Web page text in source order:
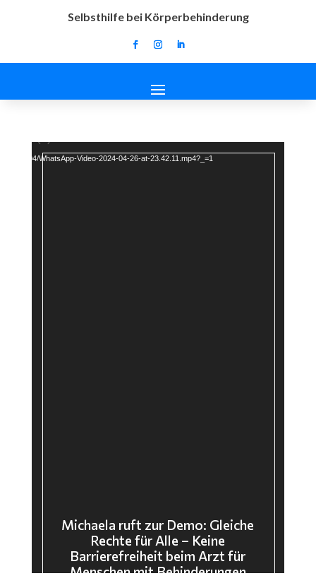
Selbsthilfe bei Körperbehinderung
Player
2024/04/WhatsApp-Video-2024-04-26-at-23.42.11.mp4?_=1
Michaela ruft zur Demo: Gleiche
Rechte für Alle – Keine
Barrierefreiheit beim Arzt für
Menschen mit Behinderungen